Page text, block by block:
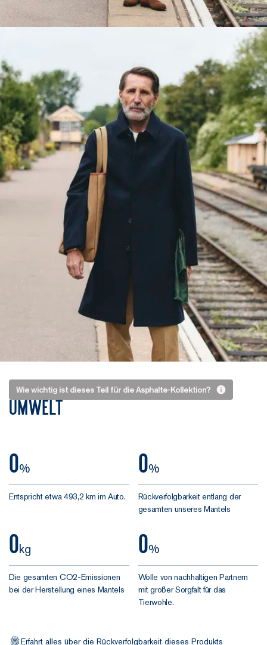
Wie wichtig ist dieses Teil für die Asphalte-Kollektion?
Gut
Ding
haben
8. Das war
nötig waren,
bis wir bei
unserem
neuen Mantel
gelandet sind.
daneben
Umwelt
0%
Entspricht etwa 493,2 km im Auto.
0%
Rückverfolgbarkeit entlang der
gesamten unseres Mantels
0kg
Die gesamten CO2-Emissionen
bei der Herstellung eines Mantels
0%
Wolle von nachhaltigen Partnern
mit großer Sorgfalt für das
Tierwohle.
Erfahrt alles über die Rückverfolgbarkeit dieses Produkts